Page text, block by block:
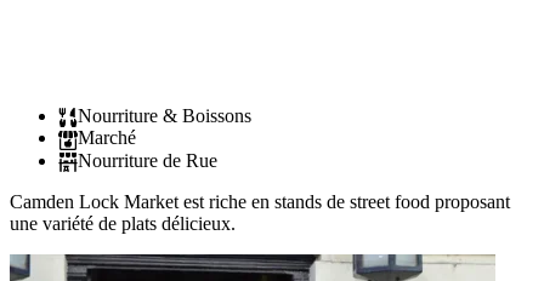
Nourriture & Boissons
Marché
Nourriture de Rue
Camden Lock Market est riche en stands de street food proposant
une variété de plats délicieux.